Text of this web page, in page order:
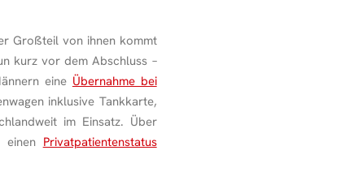
Großteil von ihnen kommt
kurz vor dem Abschluss –
eine Übernahme bei
inklusive Tankkarte,
im Einsatz. Über
einen Privatpatientenstatus